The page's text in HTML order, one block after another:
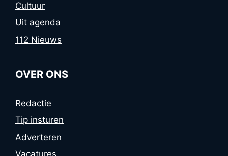
Cultuur
Uit agenda
112 Nieuws
OVER ONS
Redactie
Tip insturen
Adverteren